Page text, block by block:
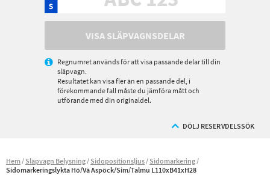
VISA SLÄPVAGNSDELAR
Regnumret används för att visa passande delar till din
släpvagn.
Resultatet kan visa fler än en passande del, i
förekommande fall måste du jämföra mått och
utförande med din originaldel.
DÖLJ RESERVDELSSÖK
Hem Släpvagn Belysning Sidopositionsljus Sidomarkering
Sidomarkeringslykta Hö/Vä Aspöck/Sim/Talmu L110xB41xH28